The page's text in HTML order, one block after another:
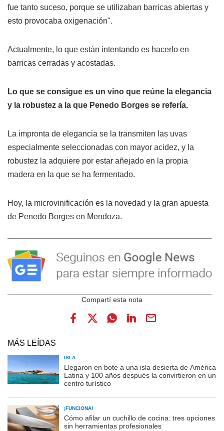
fue tanto suceso, porque se utilizaban barricas abiertas y
esto provocaba oxigenación".
Actualmente, lo que están intentando es hacerlo en
barricas cerradas y acostadas.
Lo que se consigue es un vino que reúne la elegancia
y la robustez a la que Penedo Borges se refería.
La impronta de elegancia se la transmiten las uvas
especialmente seleccionadas con mayor acidez, y la
robustez la adquiere por estar añejado en la propia
madera en la que se ha fermentado.
Hoy, la microvinificación es la novedad y la gran apuesta
de Penedo Borges en Mendoza.
MÁS LEÍDAS
ISLA
Llegaron en bote a una isla desierta de América
Latina y 100 años después la convirtieron en un
centro turístico
¡FUNCIONA!
Cómo afilar un cuchillo de cocina: tres opciones
sin herramientas profesionales